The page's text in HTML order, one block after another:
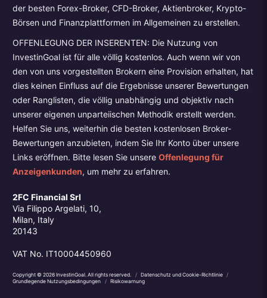
der besten Forex-Broker, CFD-Broker, Aktienbroker, Krypto-
Börsen und Finanzplattformen im Allgemeinen zu erstellen.
OFFENLEGUNG DER INSERENTEN: Die Nutzung von
InvestinGoal ist für alle völlig kostenlos. Auch wenn wir von
den von uns vorgestellten Brokern eine Provision erhalten, hat
dies keinen Einfluss auf die Ergebnisse unserer Bewertungen
oder Ranglisten, die völlig unabhängig und objektiv nach
unserer eigenen unparteiischen Methodik erstellt werden.
Helfen Sie uns, weiterhin die besten kostenlosen Broker-
Bewertungen anzubieten, indem Sie Ihr Konto über unsere
Links eröffnen. Bitte lesen Sie unsereOffenlegung für
Anzeigenkunden, um mehr zu erfahren.
2FC Financial Srl
Via Filippo Argelati, 10,
Milan, Italy
20143
VAT No. IT10004450960
Copyright © 2026 InvestinGoal. All rights reserved. / Datenschutz und Cookie-Richtlinie
/
Grundlegende Nutzungsbedingungen
/ Risikowarnung